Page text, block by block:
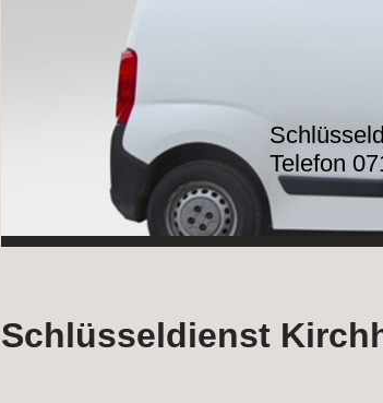
Telefon
Schlüsseldienst